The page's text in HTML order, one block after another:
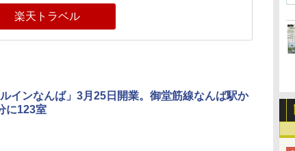
楽天トラベル
インなんば」3月25日開業。御堂筋線なんば駅か
に123室